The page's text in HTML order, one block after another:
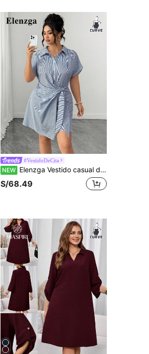
#VestidoDeCita
NEW Elenzga Vestido casual de talla grande con rayas y lazo envolvente para mujer
S/68.49